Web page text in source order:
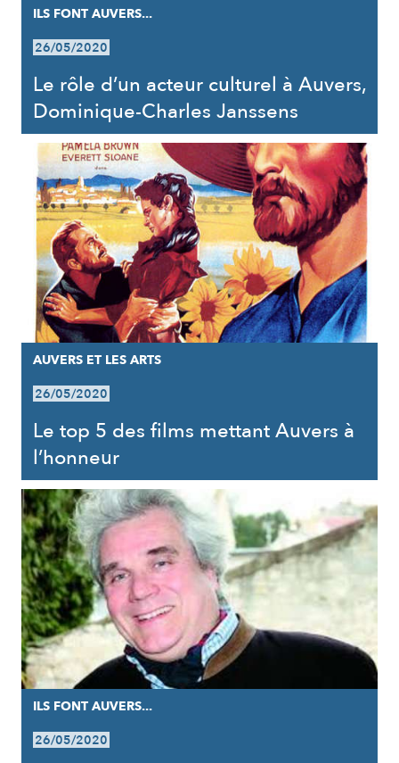
ILS FONT AUVERS...
26/05/2020
Le rôle d’un acteur culturel à Auvers,
Dominique-Charles Janssens
AUVERS ET LES ARTS
26/05/2020
Le top 5 des films mettant Auvers à
l’honneur
ILS FONT AUVERS...
26/05/2020